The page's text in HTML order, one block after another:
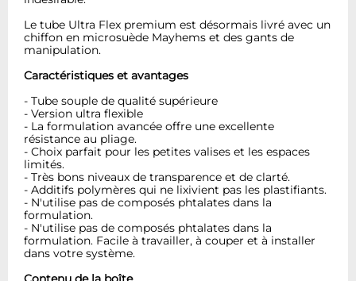
Le tube Ultra Flex premium est désormais livré avec un
chiffon en microsuède Mayhems et des gants de
manipulation.
Caractéristiques et avantages
- Tube souple de qualité supérieure
- Version ultra flexible
- La formulation avancée offre une excellente
résistance au pliage.
- Choix parfait pour les petites valises et les espaces
limités.
- Très bons niveaux de transparence et de clarté.
- Additifs polymères qui ne lixivient pas les plastifiants.
- N'utilise pas de composés phtalates dans la
formulation.
- N'utilise pas de composés phtalates dans la
formulation. Facile à travailler, à couper et à installer
dans votre système.